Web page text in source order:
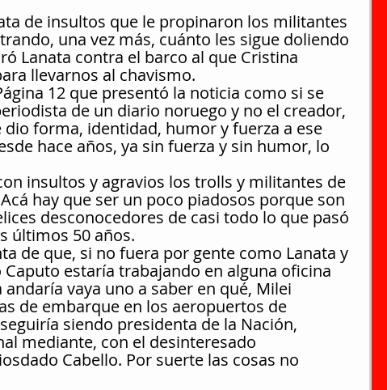
de insultos que le propinaron los militantes
una vez más, cuánto les sigue doliendo
Lanata contra el barco al que Cristina
llevarnos al chavismo.
12 que presentó la noticia como si se
de un diario noruego y no el creador,
dio forma, identidad, humor y fuerza a ese
hace años, ya sin fuerza y sin humor, lo
insultos y agravios los trolls y militantes de
hay que ser un poco piadosos porque son
desconocedores de casi todo lo que pasó
últimos 50 años.
de que, si no fuera por gente como Lanata y
Caputo estaría trabajando en alguna oficina
vaya uno a saber en qué, Milei
de embarque en los aeropuertos de
siendo presidenta de la Nación,
mediante, con el desinteresado
Cabello. Por suerte las cosas no